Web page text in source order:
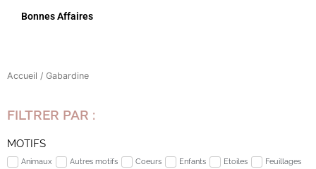
Bonnes Affaires
Accueil / Gabardine
FILTRER PAR :
MOTIFS
Animaux Autres motifs Coeurs Enfants Etoiles Feuillages